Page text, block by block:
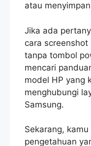
atau
Jika ada
cara screenshot
tanpa tombol
mencari
model HP yang
menghubungi
Samsung.
Sekarang,
pengetahuan